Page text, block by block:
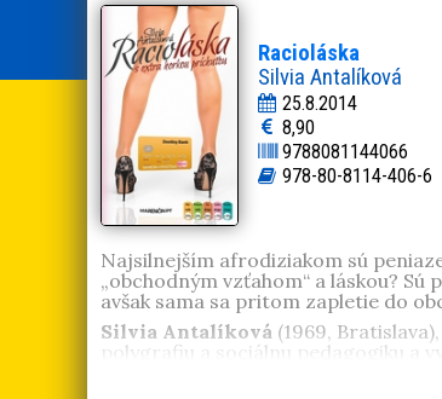
Racioláska
Silvia Antalíková
25.8.2014
8,90
9788081144066
978-80-8114-406-6
Najsilnejším afrodiziakom sú
„obchodným vzťahom“ a láskou?
avšak sama sa pritom zapletie do
Silvia Antalíková(1969,
polygrafiu a sociálnu pedagogiku a